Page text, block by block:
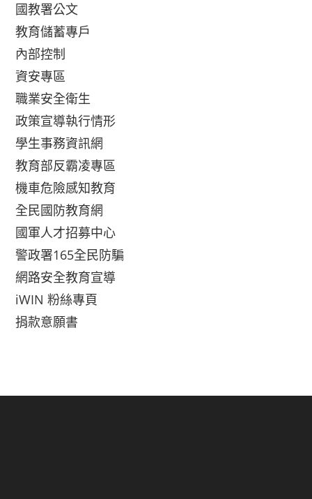
國教署公文
教育儲蓄專戶
內部控制
資安專區
職業安全衛生
政策宣導執行情形
學生事務資訊網
教育部反霸凌專區
機車危險感知教育
全民國防教育網
國軍人才招募中心
警政署165全民防騙
網路安全教育宣導
iWIN 粉絲專頁
捐款意願書